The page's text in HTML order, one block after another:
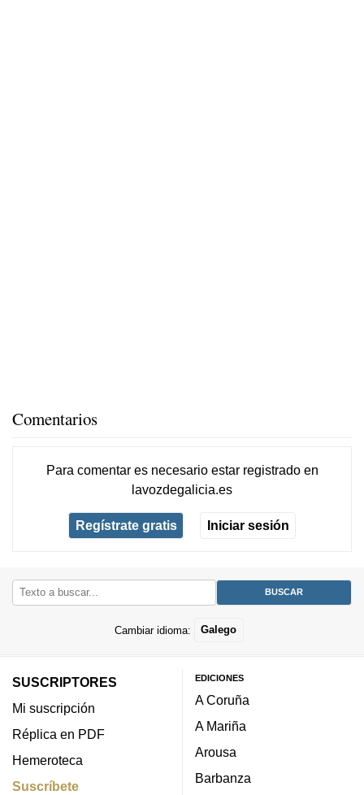
Comentarios
Para comentar es necesario estar registradoen
lavozdegalicia.es
Regístrate gratis Iniciar sesión
Cambiar idioma: Galego
SUSCRIPTORES
Mi suscripción
Réplica en PDF
Hemeroteca
Suscríbete
EDICIONES
A Coruña
A Mariña
Arousa
Barbanza